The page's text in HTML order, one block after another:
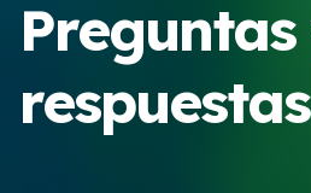
Recursos y campañas
Preguntas y
respuestas